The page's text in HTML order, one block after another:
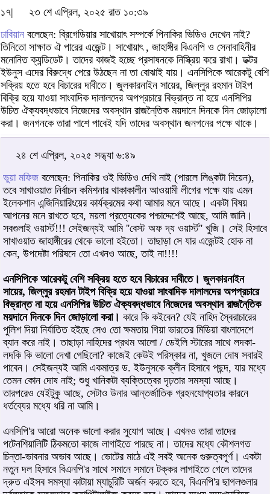
১৭|
২৩ শে এপ্রিল, ২০২৫ রাত ১০:৩৯
ঢাবিয়ান বলেছেন: ব্রিগেডিয়ার সাখোয়াৎ সম্পর্কে পিনাকির ভিডিও দেখেন নাই?
তিনিতো সাক্ষাত ঐ পারের এজেন্ট। সাখোয়াৎ , জাহাঙ্গীর বিএনপি ও সেনাবাহিনীর
মনোনিত ক্যন্ডিডেট। তাদের কাজই হচ্ছে প্রসাষনকে নিস্ক্রিয় করে রাখা। ডক্টর
ইউনুস এদের বিরুদ্ধে পেরে উঠছেন না তা বোঝাই যায়। এনসিপিকে আরেকটু বেশি
সক্রিয় হতে হবে বিচারের দাবীতে। জুলকারনাইন সায়ের, জিল্লুর রহমান টাইপ
বিক্রি হয়ে যাওয়া সাংবাদিক দালালদের অপপ্রচারে বিভ্রান্ত না হয়ে এনসিপির
উচিত ঐক্যবদ্ধভাবে নিজেদের অবস্থান রাজনৈ্তিক ময়দানে দিনকে দিন জোড়ালো
করা। জনগনকে তারা পাশে পাবেই যদি তাদের অবস্থান জনগনের পক্ষে থাকে।
২৪ শে এপ্রিল, ২০২৫ সন্ধ্যা ৬:৪৯
ভুয়া মফিজ বলেছেন: পিনাকির ওই ভিডিও দেখি নাই (পারলে লিঙ্কটা দিয়েন),
তবে সাখাওয়াত নির্বাচন কমিশনার থাকাকালীন আওয়ামী লীগের পক্ষে যায় এমন
ইলেকশান এন্জিনিয়ারিংয়ের কার্যক্রমের কথা আমার মনে আছে। একটা বিষয়
আপনের মনে রাখতে হবে, ময়লা প্রত্যেকের পশ্চাদ্দেশেই আছে, আমি জানি।
সবগুলাই ওয়ার্স্ট!!! সেইজন্যই আমি ''বেস্ট অফ দ্য ওয়ার্স্ট'' খুজি। সেই হিসাবে
সাখাওয়াত জাহাঙ্গীরের থেকে ভালো হইতো। তাছাড়া সে যার এজেন্টই হোক না
কেন, উপদেষ্টা পরিষদে তো এখনও আছে, তাই না!!!!
এনসিপিকে আরেকটু বেশি সক্রিয় হতে হবে বিচারের দাবীতে। জুলকারনাইন
সায়ের, জিল্লুর রহমান টাইপ বিক্রি হয়ে যাওয়া সাংবাদিক দালালদের অপপ্রচারে
বিভ্রান্ত না হয়ে এনসিপির উচিত ঐক্যবদ্ধভাবে নিজেদের অবস্থান রাজনৈ্তিক
ময়দানে দিনকে দিন জোড়ালো করা। কারে কি কইবেন? যেই নাহিদ স্বৈরাচারের
পুলিশ দিয়া নির্যাতিত হইছে সেও তো ক্ষমতায় গিয়া ভারতের মিডিয়া বাংলাদেশে
ব্যান করে নাই। তাছাড়া নাহিদের প্রথম আলো / ডেইলি স্টারের সাথে লদকা-
লদকি কি ভালো দেখা গেছিলো? কাজেই কেউই পরিস্কার না, খুজলে দোষ সবারই
পাবেন। সেইজন্যই আমি একমাত্র ড. ইউনুসকে ক্লীন হিসাবে পছন্দ, যার মধ্যে
তেমন কোন দোষ নাই; শুধু খানিকটা ব্যক্তিত্বের দৃঢ়তার সমস্যা আছে।
তারপরেও যেইটুকু আছে, সেটাও উনার আন্তর্জাতিক গ্রহনযোগ্যতার কারনে
ধর্তব্যের মধ্যে ধরি না আমি।
এনসিপি'র আরো অনেক ভালো করার সুযোগ আছে। এখনও তারা তাদের
পটেনশিয়ালিটি ঠিকমতো কাজে লাগাইতে পারছে না। তাদের মধ্যে কৌশলগত
চিন্তা-ভাবনার অভাব আছে। ভোটের মাঠে এই সবই অনেক গুরুত্বপূর্ণ। একটা
নতুন দল হিসাবে বিএনপি'র সাথে সমানে সমানে টক্কর লাগাইতে গেলে তাদের
দ্রুত এইসব সমস্যা কাটায়া ম্যাচুরিটি অর্জন করতে হবে, বিএনপি'র ছাগলগুলার